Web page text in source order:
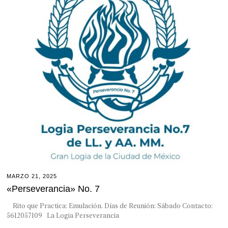
MARZO 21, 2025
«Perseverancia» No. 7
Rito que Practica: Emulación. Días de Reunión: Sábado Contacto:
5612057109 La Logia Perseverancia